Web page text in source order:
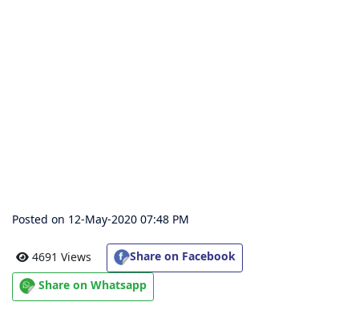
आरती
संग्रह
पाठशाला
Posted on 12-May-2020 07:48 PM
4691 Views
Share on Facebook
Share on Whatsapp